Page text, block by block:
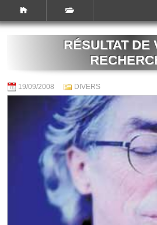
RÉSULTAT DE
19/09/2008 DIVERS